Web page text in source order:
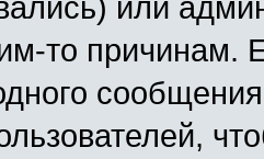
или
то причинам.